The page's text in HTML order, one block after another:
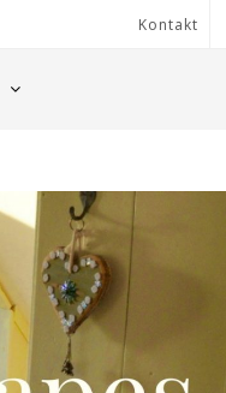
Kontakt